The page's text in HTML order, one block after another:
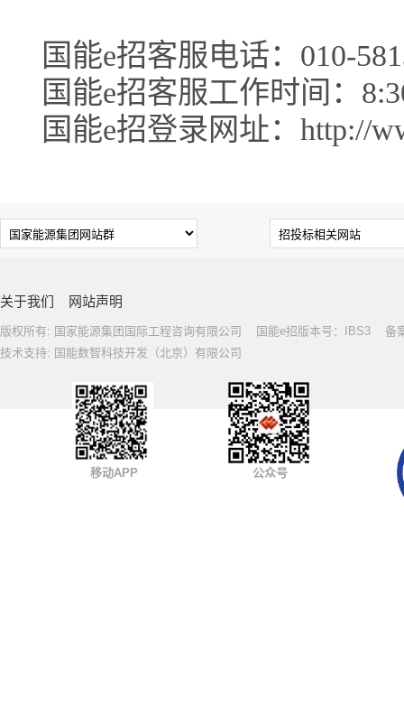
国能e招客服电话：010-
国能e招客服工作时间：
国能e招登录网址：http://
关于我们 网站声明
版权所有: 国家能源集团国际工程咨询有限公司 国能e招版本号：IBS3 备
技术支持: 国能数智科技开发（北京）有限公司
移动APP 公众号